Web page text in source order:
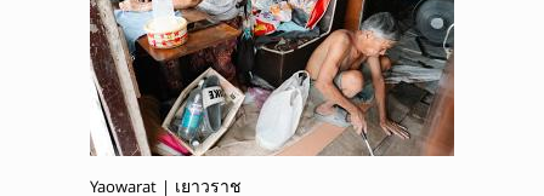
Yaowarat | เยาวราช